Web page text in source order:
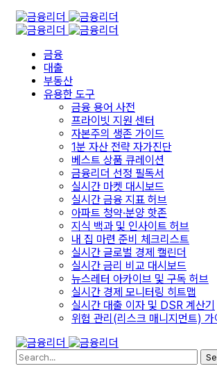
금융
대출
부동산
유용한 도구
금융 용어 사전
프라이빗 지원 센터
자본주의 생존 가이드
1분 자산 전략 자가진단
베스트 상품 큐레이션
금융리더 선정 필독서
실시간 마켓 대시보드
실시간 금융 지표 허브
아파트 청약·분양 핫존
지식 백과 및 인사이트 허브
내 집 마련 준비 체크리스트
실시간 글로벌 경제 캘린더
실시간 금리 비교 대시보드
뉴스레터 아카이브 및 구독 허브
실시간 경제 모니터링 히트맵
실시간 대출 이자 및 DSR 계산기
위험 관리(리스크 매니지먼트) 가